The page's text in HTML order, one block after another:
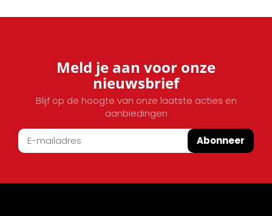
Meld je aan voor onze
nieuwsbrief
Blijf op de hoogte van onze laatste acties en
aanbiedingen
Abonneer